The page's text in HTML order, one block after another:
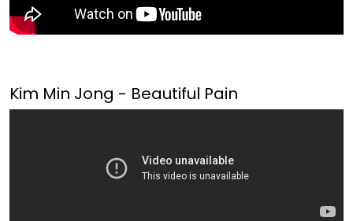
Kim Min Jong - Beautiful Pain